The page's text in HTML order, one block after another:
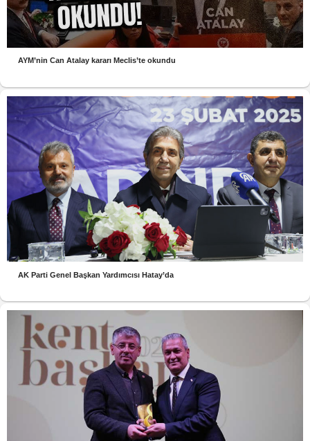
AYM’nin Can Atalay kararı Meclis’te okundu
AK Parti Genel Başkan Yardımcısı Hatay’da